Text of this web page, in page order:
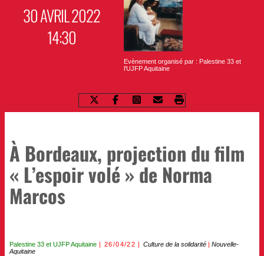
30 AVRIL 2022
14:30
Evènement organisé par : Palestine 33 et
l'UJFP Aquitaine
À Bordeaux, projection du film
« L’espoir volé » de Norma
Marcos
Palestine 33 et UJFP Aquitaine 26/04/22 Culture de la solidarité |Nouvelle-
Aquitaine